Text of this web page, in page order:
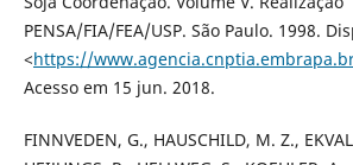
PENSA/FIA/FEA/USP. São Paulo. 1998.
<https://
Acesso em 15 jun. 2018.
FINNVEDEN, G., HAUSCHILD, M. Z.,